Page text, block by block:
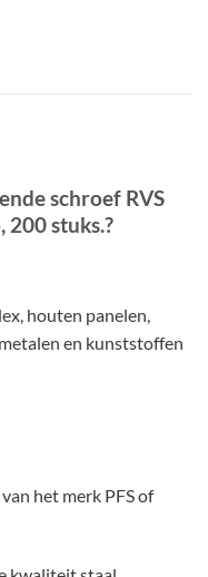
schroef RVS
200 stuks.?
houten panelen,
en kunststoffen
het merk PFS of